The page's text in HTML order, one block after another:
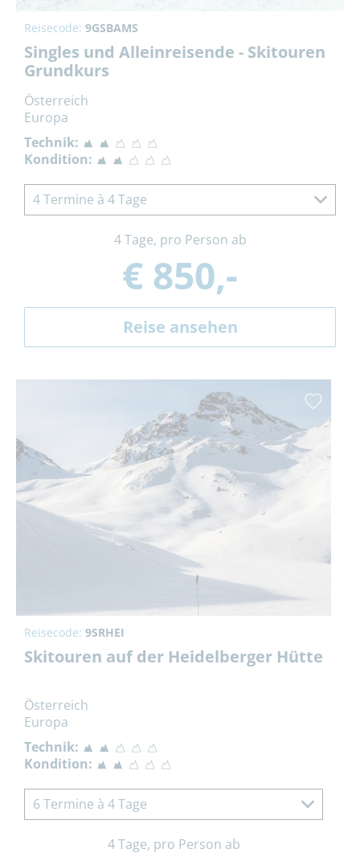
Reisecode: 9GSBAMS
Singles und Alleinreisende - Skitouren
Grundkurs
Österreich
Europa
Technik:
Kondition:
4 Termine à 4 Tage
4 Tage, pro Person ab
€ 850,-
Reise ansehen
Reisecode: 9SRHEI
Skitouren auf der Heidelberger Hütte
Österreich
Europa
Technik:
Kondition:
6 Termine à 4 Tage
4 Tage, pro Person ab